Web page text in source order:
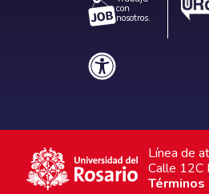
con
nosotros.
Línea de
Calle 12C
Términos